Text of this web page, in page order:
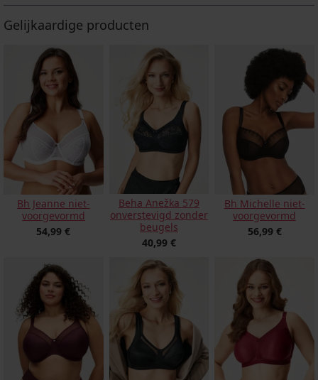
Gelijkaardige producten
Bh Jeanne niet-
voorgevormd
54,99 €
Beha Anežka 579
onverstevigd zonder
beugels
40,99 €
Bh Michelle niet-
voorgevormd
56,99 €